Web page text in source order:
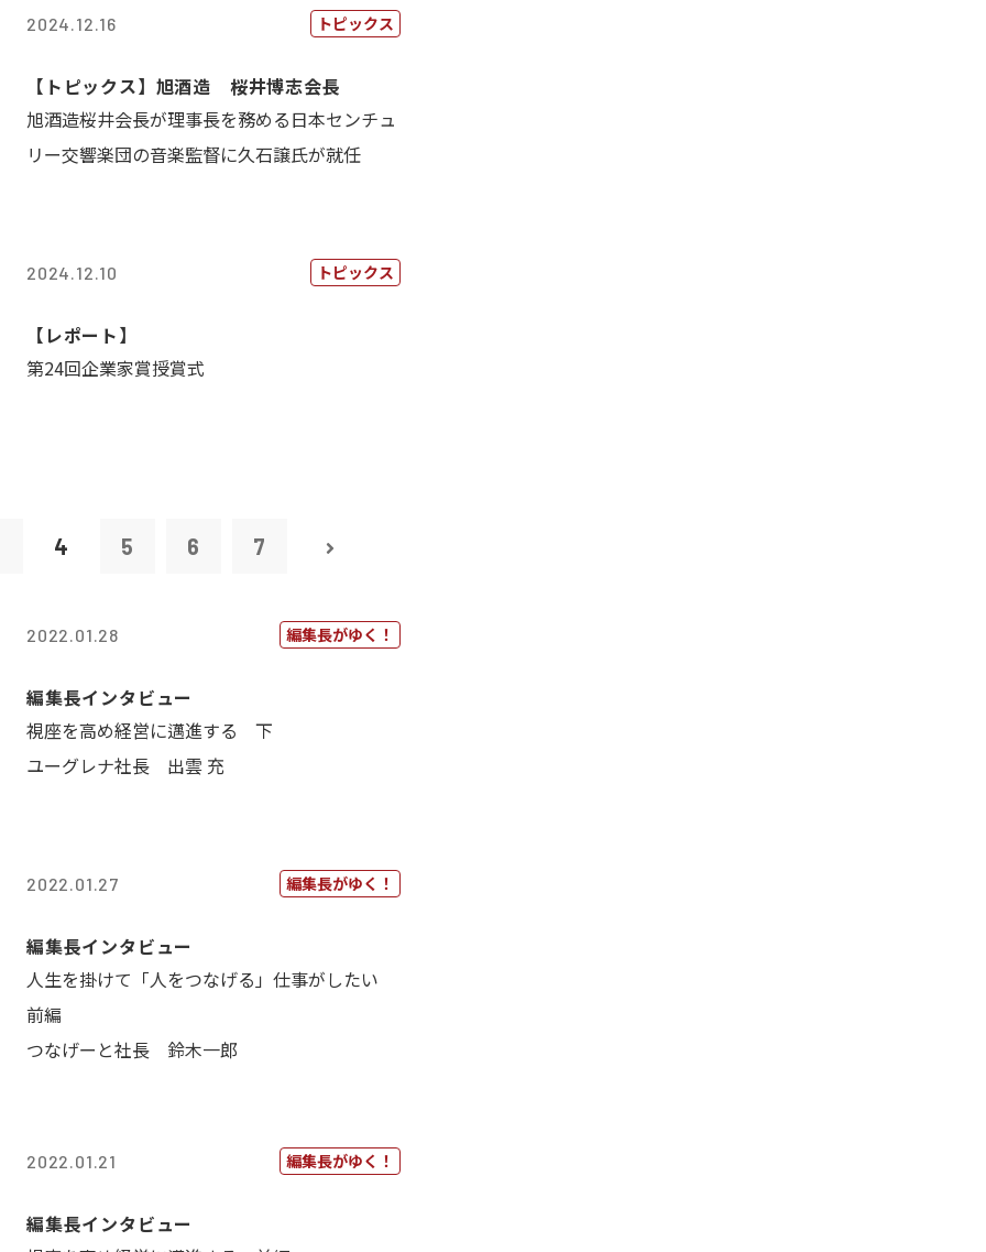
2024.12.16 トピックス
【トピックス】旭酒造 桜井博志会長
旭酒造桜井会長が理事長を務める日本センチュ
リー交響楽団の音楽監督に久石譲氏が就任
2024.12.10 トピックス
【レポート】
第24回企業家賞授賞式
4 5 6 7
2022.01.28 編集長がゆく！
編集長インタビュー
視座を高め経営に邁進する 下
ユーグレナ社長 出雲 充
2022.01.27 編集長がゆく！
編集長インタビュー
人生を掛けて「人をつなげる」仕事がしたい
前編
つなげーと社長 鈴木一郎
2022.01.21 編集長がゆく！
編集長インタビュー